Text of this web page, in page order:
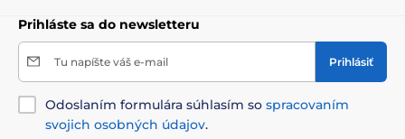
Prihláste sa do newsletteru
Tu napíšte váš e-mail Prihlásiť
Odoslaním formulára súhlasím so spracovaním
svojich osobných údajov.